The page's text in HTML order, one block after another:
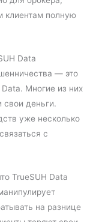
клиентам полную
Data
— это
Многие из них
свои деньги.
уже несколько
с
TrueSUH Data
на разнице